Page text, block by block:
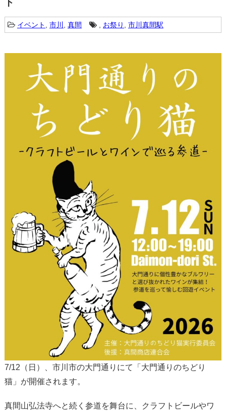
ト
イベント 市川 真間 , お祭り 市川真間駅
7/12（日）、市川市の大門通りにて「大門通りのちどり
猫」が開催されます。
真間山弘法寺へと続く参道を舞台に、クラフトビールやワ